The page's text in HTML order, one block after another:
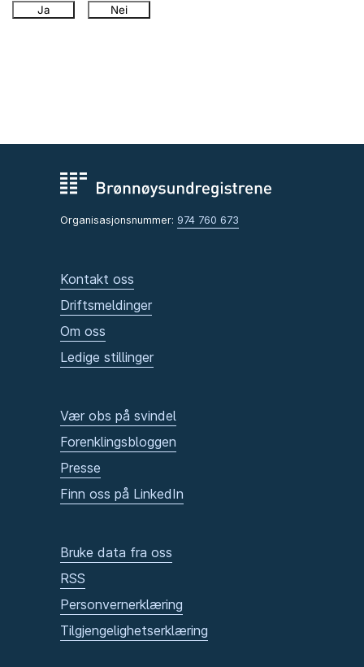
Ja Nei
Organisasjonsnummer: 974 760 673
Kontakt oss
Driftsmeldinger
Om oss
Ledige stillinger
Vær obs på svindel
Forenklingsbloggen
Presse
Finn oss på LinkedIn
Bruke data fra oss
RSS
Personvernerklæring
Tilgjengelighetserklæring